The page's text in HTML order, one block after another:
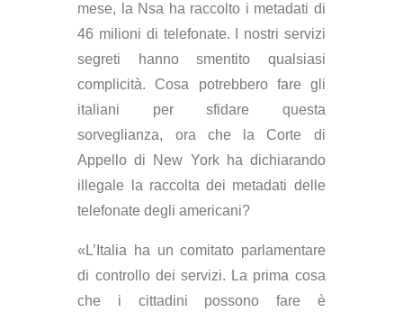
mese, la Nsa ha raccolto i metadati di
46 milioni di telefonate. I nostri servizi
segreti hanno smentito qualsiasi
complicità. Cosa potrebbero fare gli
italiani per sfidare questa
sorveglianza, ora che la Corte di
Appello di New York ha dichiarando
illegale la raccolta dei metadati delle
telefonate degli americani?
«L’Italia ha un comitato parlamentare
di controllo dei servizi. La prima cosa
che i cittadini possono fare è